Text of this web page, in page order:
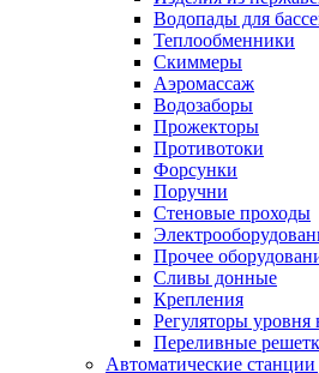
Водопады для
Теплообменники
Скиммеры
Аэромассаж
Водозаборы
Прожекторы
Противотоки
Форсунки
Поручни
Стеновые проходы
Прочее
Сливы донные
Крепления
Регуляторы уровня
Переливные
Автоматические